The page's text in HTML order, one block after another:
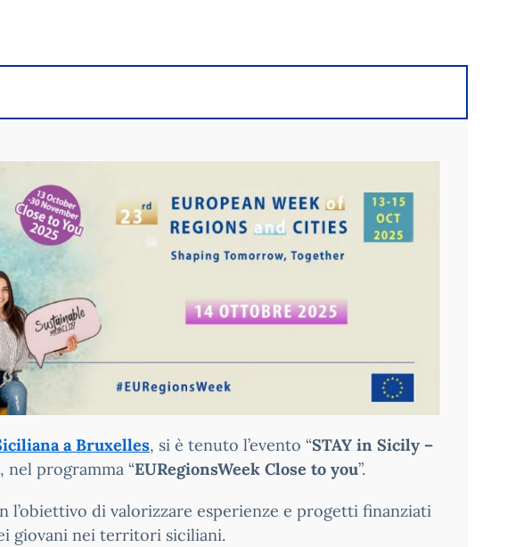
a Bruxelles, si è tenuto l’evento “STAY in Sicily –
nel programma “EURegionsWeek Close to you”.
l’obiettivo di valorizzare esperienze e progetti finanziati
giovani nei territori siciliani.